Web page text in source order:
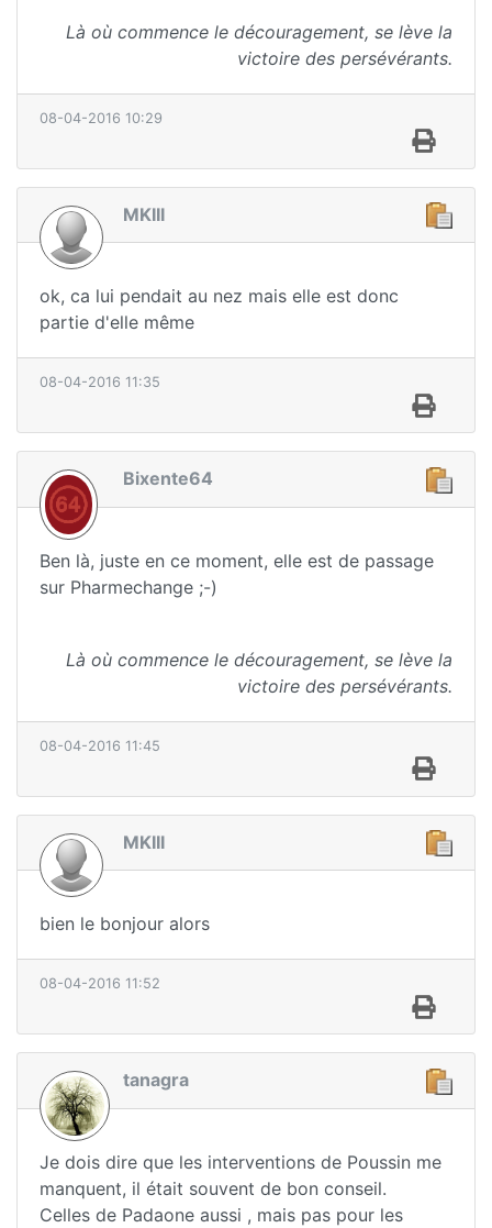
Là où commence le découragement, se lève la
victoire des persévérants.
08-04-2016 10:29
MKIII
ok, ca lui pendait au nez mais elle est donc
partie d'elle même
08-04-2016 11:35
Bixente64
Ben là, juste en ce moment, elle est de passage
sur Pharmechange ;-)
Là où commence le découragement, se lève la
victoire des persévérants.
08-04-2016 11:45
MKIII
bien le bonjour alors
08-04-2016 11:52
tanagra
Je dois dire que les interventions de Poussin me
manquent, il était souvent de bon conseil.
Celles de Padaone aussi , mais pas pour les